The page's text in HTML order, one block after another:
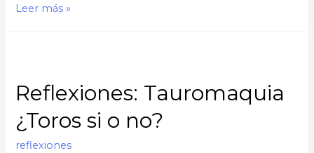
Reflexiones:
no?
Leer más »
Reflexiones: Tauromaquia
¿Toros si o no?
reflexiones